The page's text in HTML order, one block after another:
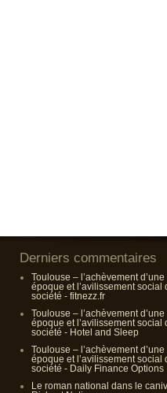
Derniers commentaires
Toulouse – l’achèvement d’une
époque et l’avilissement social
société - fitnezz.fr
Toulouse – l’achèvement d’une
époque et l’avilissement social
société - Hotel and Sleep
Toulouse – l’achèvement d’une
époque et l’avilissement social
société - Daily Finance Options
Le roman national dans le